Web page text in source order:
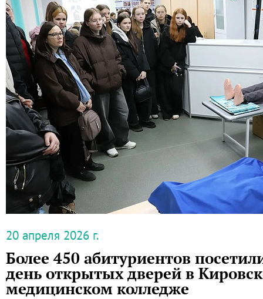
20 апреля 2026 г.
Более 450 абитуриентов
день открытых дверей в
медицинском колледже